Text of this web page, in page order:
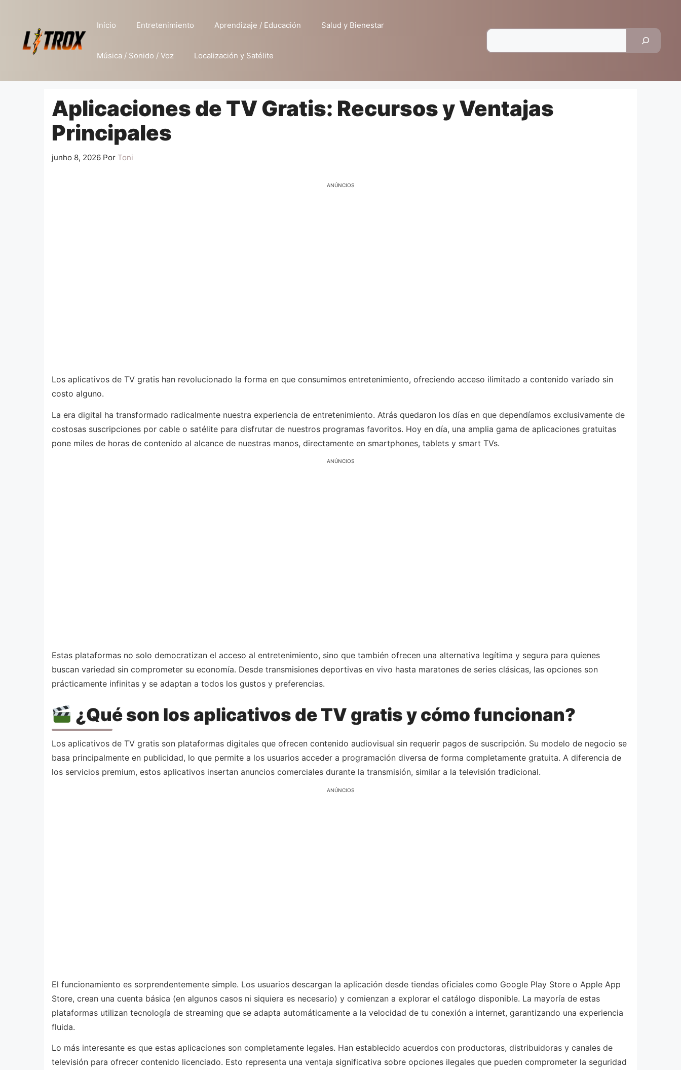
conteúdo
Início Entretenimiento Aprendizaje / Educación Salud y Bienestar
Música / Sonido / Voz Localización y Satélite
Aplicaciones de TV Gratis: Recursos y Ventajas
Principales
junho 8, 2026 Por Toni
ANÚNCIOS
Los aplicativos de TV gratis han revolucionado la forma en que consumimos entretenimiento, ofreciendo acceso ilimitado a contenido variado sin
costo alguno.
La era digital ha transformado radicalmente nuestra experiencia de entretenimiento. Atrás quedaron los días en que dependíamos exclusivamente de
costosas suscripciones por cable o satélite para disfrutar de nuestros programas favoritos. Hoy en día, una amplia gama de aplicaciones gratuitas
pone miles de horas de contenido al alcance de nuestras manos, directamente en smartphones, tablets y smart TVs.
ANÚNCIOS
Estas plataformas no solo democratizan el acceso al entretenimiento, sino que también ofrecen una alternativa legítima y segura para quienes
buscan variedad sin comprometer su economía. Desde transmisiones deportivas en vivo hasta maratones de series clásicas, las opciones son
prácticamente infinitas y se adaptan a todos los gustos y preferencias.
¿Qué son los aplicativos de TV gratis y cómo funcionan?
Los aplicativos de TV gratis son plataformas digitales que ofrecen contenido audiovisual sin requerir pagos de suscripción. Su modelo de negocio se
basa principalmente en publicidad, lo que permite a los usuarios acceder a programación diversa de forma completamente gratuita. A diferencia de
los servicios premium, estos aplicativos insertan anuncios comerciales durante la transmisión, similar a la televisión tradicional.
ANÚNCIOS
El funcionamiento es sorprendentemente simple. Los usuarios descargan la aplicación desde tiendas oficiales como Google Play Store o Apple App
Store, crean una cuenta básica (en algunos casos ni siquiera es necesario) y comienzan a explorar el catálogo disponible. La mayoría de estas
plataformas utilizan tecnología de streaming que se adapta automáticamente a la velocidad de tu conexión a internet, garantizando una experiencia
fluida.
Lo más interesante es que estas aplicaciones son completamente legales. Han establecido acuerdos con productoras, distribuidoras y canales de
televisión para ofrecer contenido licenciado. Esto representa una ventaja significativa sobre opciones ilegales que pueden comprometer la seguridad